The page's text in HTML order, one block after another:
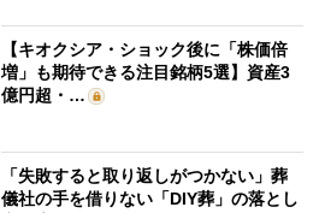
【キオクシア・ショック後に「株価倍
増」も期待できる注目銘柄5選】資産3
億円超・…
「失敗すると取り返しがつかない」葬
儀社の手を借りない「DIY葬」の落とし